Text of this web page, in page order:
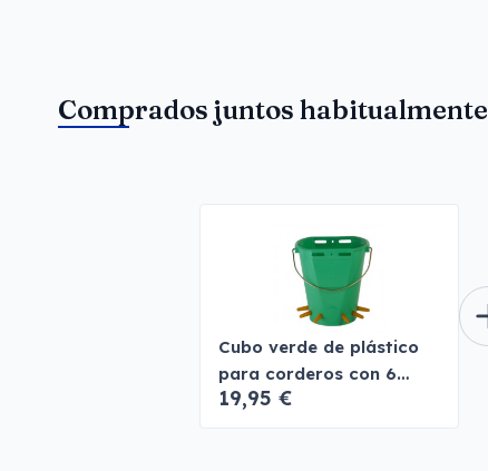
Comprados juntos habitualmente
Cubo verde de plástico
para corderos con 6
salidas
19,95 €